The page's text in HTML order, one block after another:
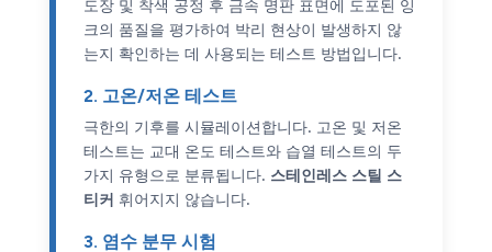
도장 및 착색 공정 후 금속 명판 표면에 도포된 잉
크의 품질을 평가하여 박리 현상이 발생하지 않
는지 확인하는 데 사용되는 테스트 방법입니다.
2. 고온/저온 테스트
극한의 기후를 시뮬레이션합니다. 고온 및 저온
테스트는 교대 온도 테스트와 습열 테스트의 두
가지 유형으로 분류됩니다. 스테인레스 스틸 스
티커 휘어지지 않습니다.
3. 염수 분무 시험